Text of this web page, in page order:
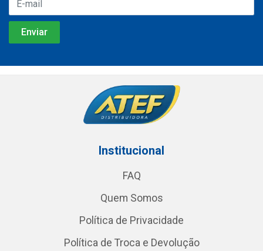
Institucional
FAQ
Quem Somos
Política de Privacidade
Política de Troca e Devolução